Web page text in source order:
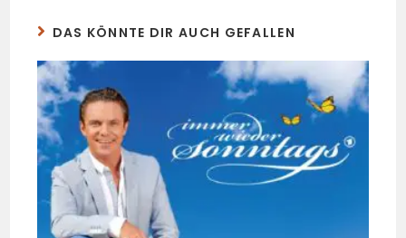
DAS KÖNNTE DIR AUCH GEFALLEN